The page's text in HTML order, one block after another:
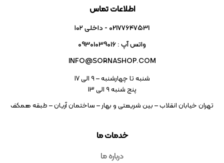
خدمات ما
درباره ما
اطلاعات تماس
02177647531 - داخلی ۱۰۲
واتس آپ : 09301039016
INFO@SORNASHOP.COM
شنبه تا چهارشنبه – ۹ الی 17
پنج شنبه ۹ الی 13
تهران خیابان انقلاب – بین شریعتی و بهار – ساختمان آریان – طبقه همکف